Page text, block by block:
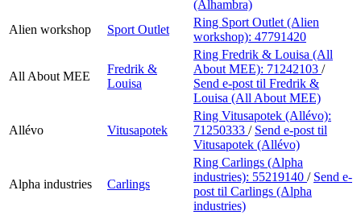
(Alhambra)
Alien workshop
Sport Outlet
Ring Sport Outlet (Alien
workshop): 47791420
All About MEE
Fredrik &
Louisa
Ring Fredrik & Louisa (All
About MEE): 71242103 /
Send e-post til Fredrik &
Louisa (All About MEE)
Allévo Vitusapotek
Ring Vitusapotek (Allévo):
71250333 / Send e-post til
Vitusapotek (Allévo)
Alpha industries Carlings
Ring Carlings (Alpha
industries): 55219140 / Send e-
post til Carlings (Alpha
industries)